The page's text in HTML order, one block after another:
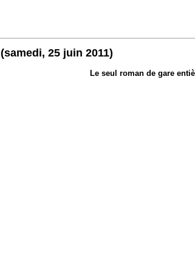
(samedi, 25 juin 2011)
Le seul roman de gare